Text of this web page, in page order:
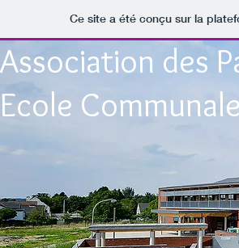
Ce site a été conçu sur la
Association des
Ecole